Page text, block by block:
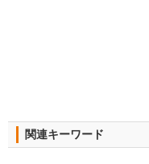
関連キーワード